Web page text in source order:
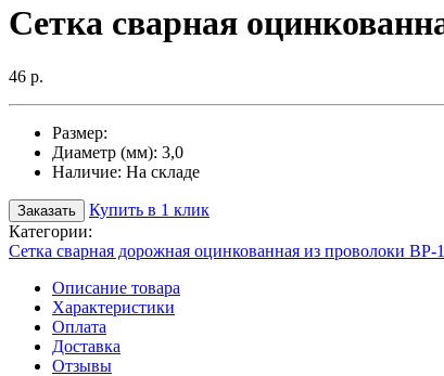
Сетка сварная
46 р.
Размер:
Диаметр (мм): 3,0
Наличие: На складе
Заказать
Купить в 1 клик
Категории:
Сетка сварная дорожная оцинкованная из проволоки ВР-1
Описание товара
Характеристики
Оплата
Доставка
Отзывы